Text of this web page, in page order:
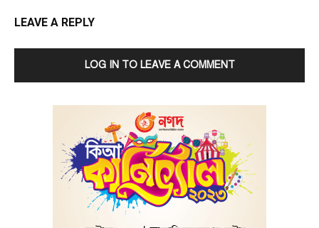
LEAVE A REPLY
LOG IN TO LEAVE A COMMENT